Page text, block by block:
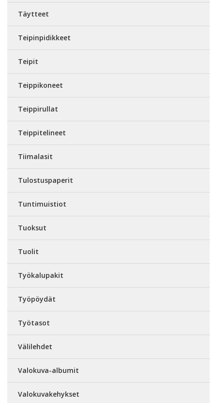
Täytteet
Teipinpidikkeet
Teipit
Teippikoneet
Teippirullat
Teippitelineet
Tiimalasit
Tulostuspaperit
Tuntimuistiot
Tuoksut
Tuolit
Työkalupakit
Työpöydät
Työtasot
Välilehdet
Valokuva-albumit
Valokuvakehykset